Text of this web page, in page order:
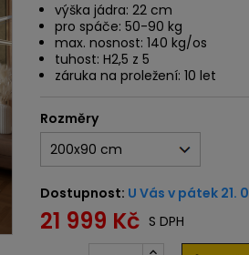
výška jádra: 22 cm
pro spáče: 50-90 kg
max. nosnost: 140 kg/os
tuhost: H2,5 z 5
záruka na proležení: 10 let
Rozměry
Dostupnost: U Vás v pátek 21.
21 999 Kč S DPH